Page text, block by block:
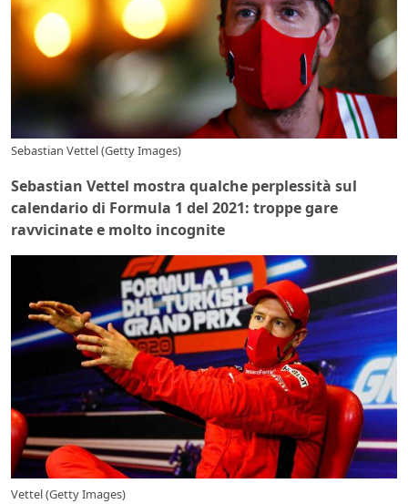
Sebastian Vettel (Getty Images)
Sebastian Vettel mostra qualche perplessità sul
calendario di Formula 1 del 2021: troppe gare
ravvicinate e molto incognite
Vettel (Getty Images)